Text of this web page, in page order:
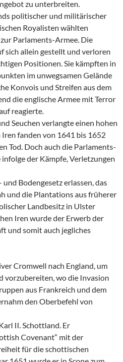
zu unterbreiten.
politischer und militärischer
Royalisten wählten
Parlaments-Armee. Die
sich allein gestellt und verloren
Positionen. Sie kämpften in
im unwegsamen Gelände
Konvois und Streifen aus dem
die englische Armee mit Terror
reagierte.
Seuchen verlangte einen hohen
fanden von 1641 bis 1652
Tod. Doch auch die Parlaments-
der Kämpfe, Verletzungen
Bodengesetz erlassen, das
und die Plantations aus früherer
Landbesitz in Ulster
Iren wurde der Erwerb der
und somit auch jegliches
Cromwell nach England, um
vorzubereiten, wo die Invasion
aus Frankreich und dem
den Oberbefehl von
II. Schottland. Er
Covenant“ mit der
für die schottischen